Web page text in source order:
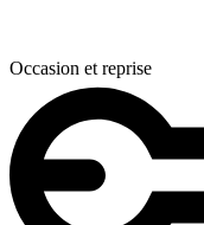
Occasion et reprise